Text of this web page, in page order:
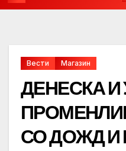
Вести Магазин
ДЕНЕСКА И
СО ДОЖД И